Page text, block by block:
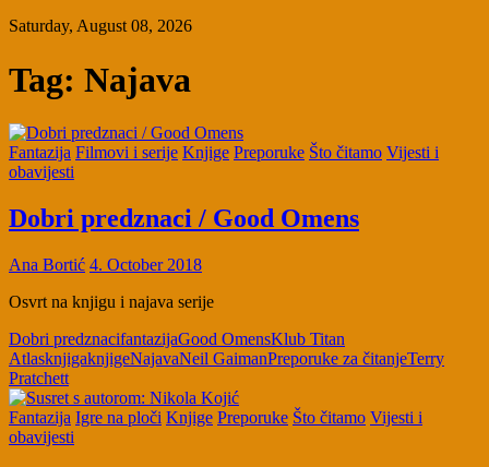
Saturday, August 08, 2026
Tag: Najava
Fantazija Filmovi i serije Knjige Preporuke Što čitamo Vijesti i
obavijesti
Dobri predznaci / Good Omens
Ana Bortić 4. October 2018
Osvrt na knjigu i najava serije
Dobri predznacifantazijaGood OmensKlub Titan
AtlasknjigaknjigeNajavaNeil GaimanPreporuke za čitanjeTerry
Pratchett
Fantazija Igre na ploči Knjige Preporuke Što čitamo Vijesti i
obavijesti